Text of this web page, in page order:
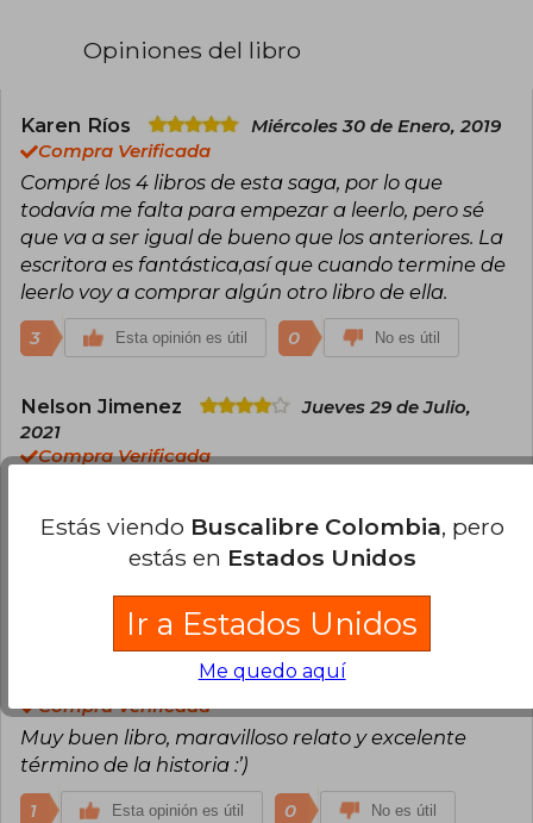
premios como el Oplonti y el Procida Elsa
literatura infantil, manteniendo su misterio como
parte esencial de su leyenda literaria.
Opiniones del libro
Karen Ríos
Miércoles 30 de Enero, 2019
Compra Verificada
Compré los 4 libros de esta saga, por lo que
todavía me falta para empezar a leerlo, pero sé
que va a ser igual de bueno que los anteriores. La
escritora es fantástica,así que cuando termine de
leerlo voy a comprar algún otro libro de ella.
3 Esta opinión es útil 0 No es útil
Nelson Jimenez
Jueves 29 de Julio,
2021
Compra Verificada
que deberian haber insentivos para cliente
frecuentes
Camila Pizarro Fernández
Miércoles
08 de Septiembre, 2021
Compra Verificada
Muy buen libro, maravilloso relato y excelente
término de la historia :’)
1 Esta opinión es útil 0 No es útil
Estás viendo Buscalibre Colombia, pero
estás en Estados Unidos
Ir a Estados Unidos
Me quedo aquí